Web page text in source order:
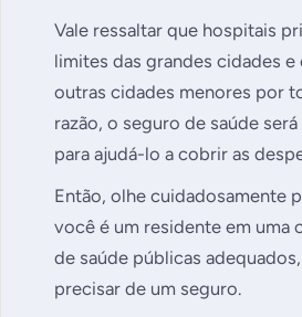
Vale ressaltar que hospitais
limites das grandes cidades
outras cidades menores por
razão, o seguro de saúde
para ajudá-lo a cobrir as
Então, olhe cuidadosamente
você é um residente em uma
de saúde públicas
precisar de um seguro.